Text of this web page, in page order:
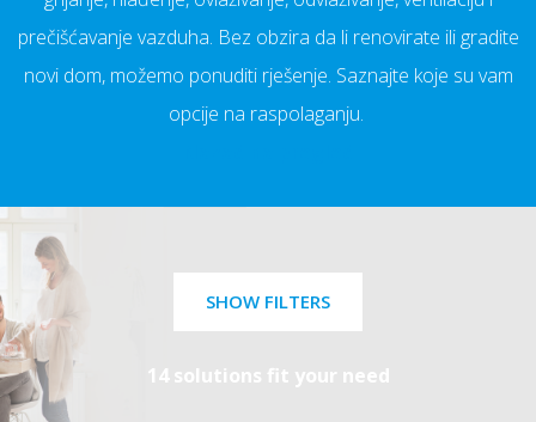
prečišćavanje vazduha. Bez obzira da li renovirate ili gradite
novi dom, možemo ponuditi rješenje. Saznajte koje su vam
opcije na raspolaganju.
SHOW FILTERS
14 solutions fit your need